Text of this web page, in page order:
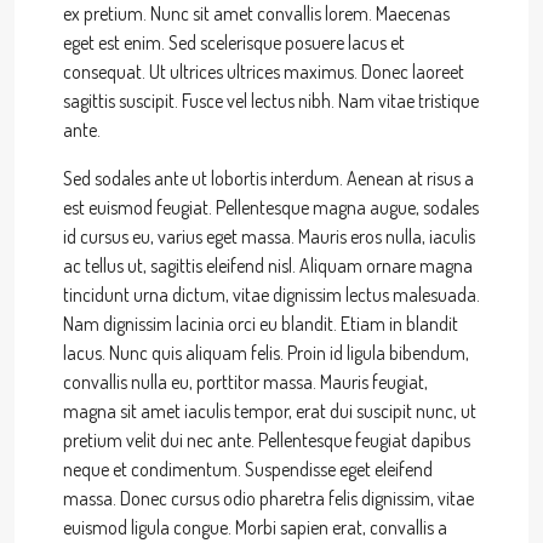
ex pretium. Nunc sit amet convallis lorem. Maecenas
eget est enim. Sed scelerisque posuere lacus et
consequat. Ut ultrices ultrices maximus. Donec laoreet
sagittis suscipit. Fusce vel lectus nibh. Nam vitae tristique
ante.
Sed sodales ante ut lobortis interdum. Aenean at risus a
est euismod feugiat. Pellentesque magna augue, sodales
id cursus eu, varius eget massa. Mauris eros nulla, iaculis
ac tellus ut, sagittis eleifend nisl. Aliquam ornare magna
tincidunt urna dictum, vitae dignissim lectus malesuada.
Nam dignissim lacinia orci eu blandit. Etiam in blandit
lacus. Nunc quis aliquam felis. Proin id ligula bibendum,
convallis nulla eu, porttitor massa. Mauris feugiat,
magna sit amet iaculis tempor, erat dui suscipit nunc, ut
pretium velit dui nec ante. Pellentesque feugiat dapibus
neque et condimentum. Suspendisse eget eleifend
massa. Donec cursus odio pharetra felis dignissim, vitae
euismod ligula congue. Morbi sapien erat, convallis a